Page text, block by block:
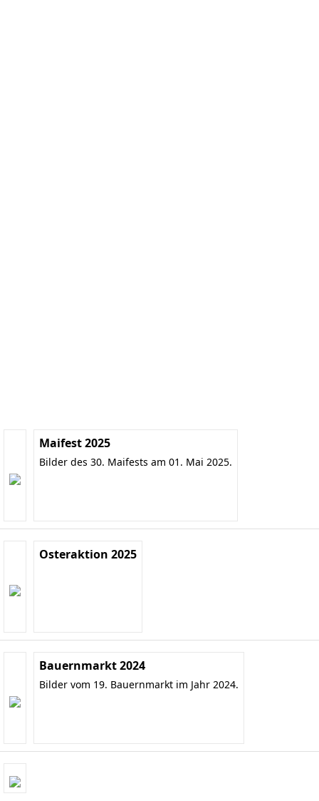
Maifest 2025
Bilder des 30. Maifests am 01. Mai 2025.
Osteraktion 2025
Bauernmarkt 2024
Bilder vom 19. Bauernmarkt im Jahr 2024.